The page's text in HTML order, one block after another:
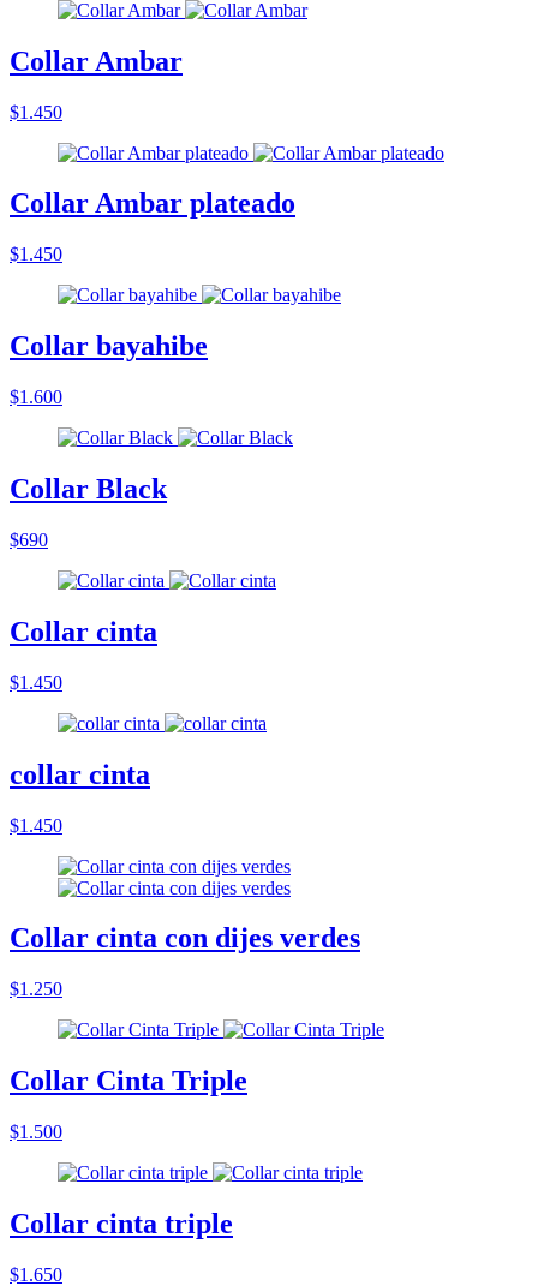
Collar Ambar
$1.450
Collar Ambar plateado
$1.450
Collar bayahibe
$1.600
Collar Black
$690
Collar cinta
$1.450
collar cinta
$1.450
Collar cinta con dijes verdes
$1.250
Collar Cinta Triple
$1.500
Collar cinta triple
$1.650